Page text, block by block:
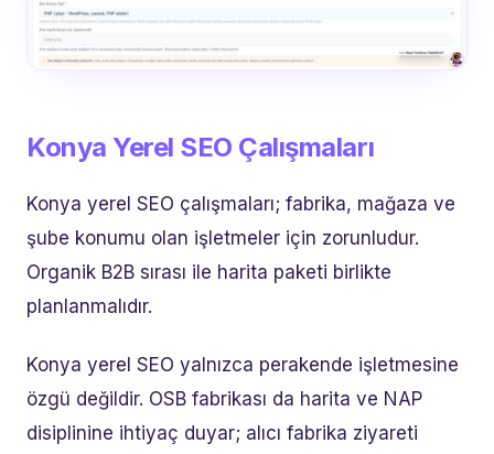
Konya Yerel SEO Çalışmaları
Konya yerel SEO çalışmaları; fabrika, mağaza ve
şube konumu olan işletmeler için zorunludur.
Organik B2B sırası ile harita paketi birlikte
planlanmalıdır.
Konya yerel SEO yalnızca perakende işletmesine
özgü değildir. OSB fabrikası da harita ve NAP
disiplinine ihtiyaç duyar; alıcı fabrika ziyareti